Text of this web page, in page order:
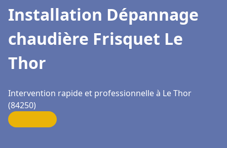
Installation Dépannage
chaudière Frisquet Le
Thor
Intervention rapide et professionnelle à Le Thor
(84250)